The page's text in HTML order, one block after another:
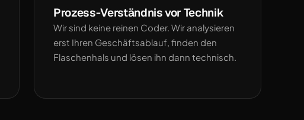
Prozess-Verständnis vor Technik
Wir sind keine reinen Coder. Wir analysieren
erst Ihren Geschäftsablauf, finden den
Flaschenhals und lösen ihn dann technisch.